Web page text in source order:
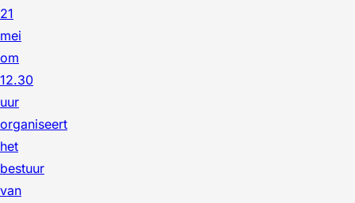
21
mei
om
12.30
uur
organiseert
het
bestuur
van